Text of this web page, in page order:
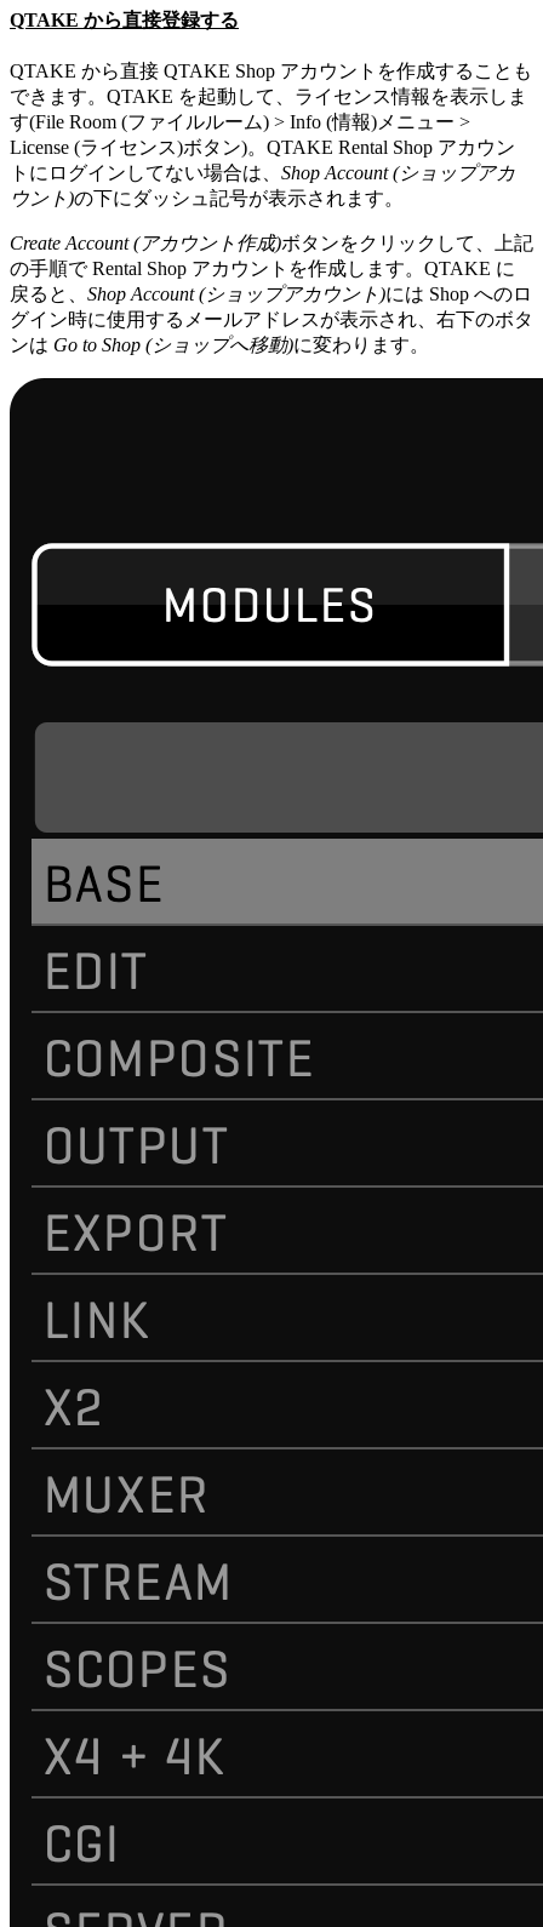
QTAKE から直接登録する
QTAKE から直接 QTAKE Shop アカウントを作成することも
できます。QTAKE を起動して、ライセンス情報を表示しま
す(File Room (ファイルルーム) > Info (情報)メニュー >
License (ライセンス)ボタン)。QTAKE Rental Shop アカウン
トにログインしてない場合は、 Shop Account (ショップアカ
ウント)の下にダッシュ記号が表示されます。
Create Account (アカウント作成)ボタンをクリックして、上記
の手順で Rental Shop アカウントを作成します。QTAKE に
戻ると、 Shop Account (ショップアカウント)には Shop へのロ
グイン時に使用するメールアドレスが表示され、右下のボタ
ンは Go to Shop (ショップへ移動)に変わります。